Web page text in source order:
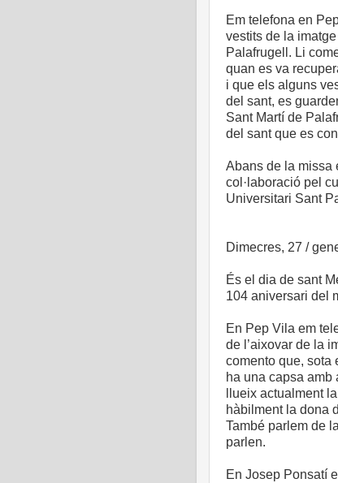
Em telefona en
vestits de la
Palafrugell. Li
quan es va
i que els alguns
del sant, es
Sant Martí de
del sant que es
Abans de la missa
col·laboració pel
Universitari Sant
Dimecres, 27 /
És el dia de sant
104 aniversari del
En Pep Vila em
de l’aixovar de la
comento que, sota
ha una capsa
llueix actualment
hàbilment la dona
També parlem de
parlen.
En Josep Ponsatí